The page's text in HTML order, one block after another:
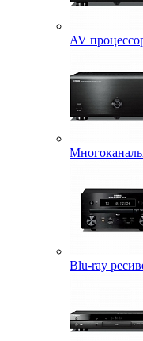
AV
Blu-ray